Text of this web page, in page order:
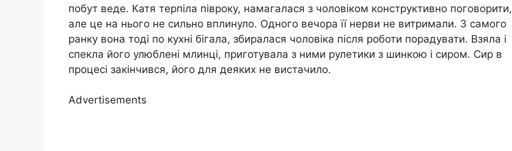
побут веде. Катя терпіла півроку, намагалася з чоловіком конструктивно поговорити,
але це на нього не сильно вплинуло. Одного вечора її нерви не витримали. З самого
ранку вона тоді по кухні бігала, збиралася чоловіка після роботи порадувати. Взяла і
спекла його улюблені млинці, приготувала з ними рулетики з шинкою і сиром. Сир в
процесі закінчився, його для деяких не вистачило.
Advertisements